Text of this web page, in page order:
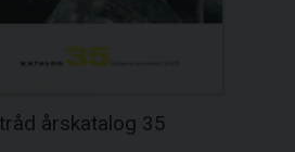
årskatalog 35